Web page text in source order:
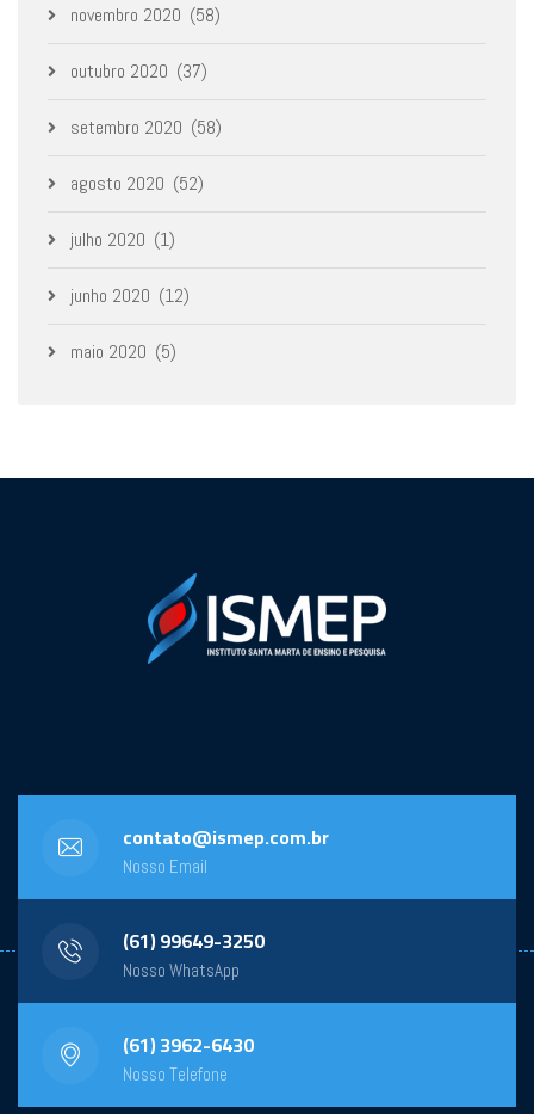
novembro 2020 (58)
outubro 2020 (37)
setembro 2020 (58)
agosto 2020 (52)
julho 2020 (1)
junho 2020 (12)
maio 2020 (5)
contato@ismep.com.br
Nosso Email
(61) 99649-3250
Nosso WhatsApp
(61) 3962-6430
Nosso Telefone